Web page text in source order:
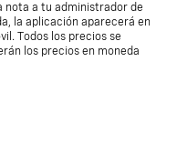
nota a tu administrador de
la aplicación aparecerá en
Todos los precios se
los precios en moneda